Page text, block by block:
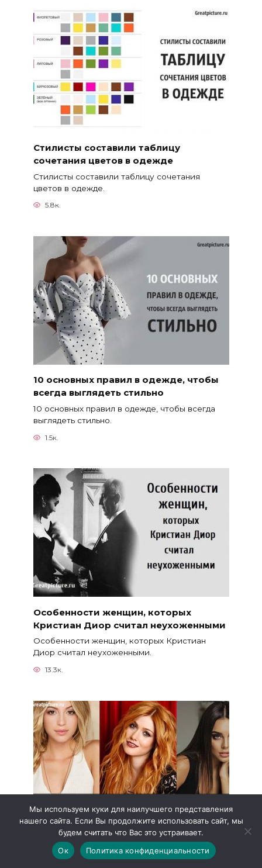
Стилисты составили таблицу
сочетания цветов в одежде
Стилисты составили таблицу сочетания
цветов в одежде.
5.8к.
10 основных правил в одежде, чтобы
всегда выглядеть стильно
10 основных правил в одежде, чтобы всегда
выглядеть стильно.
1.5к.
Особенности женщин, которых
Кристиан Диор считал неухоженными
Особенности женщин, которых Кристиан
Диор считал неухоженными.
13.3к.
Как подобрать цвет одежды в
зависимости от оттенка волос и кожи
Мы используем куки для наилучшего представления
нашего сайта. Если Вы продолжите использовать сайт, мы
будем считать что Вас это устраивает.
Ок
Политика конфиденциальности